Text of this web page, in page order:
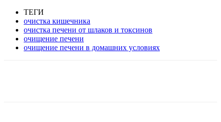
ТЕГИ
очистка кишечника
очистка печени от шлаков и токсинов
очищение печени
очищение печени в домашних условиях